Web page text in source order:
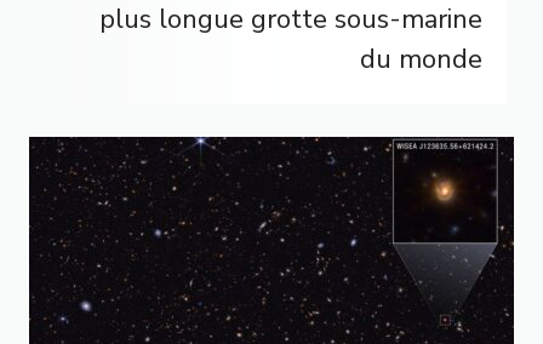
plus longue grotte sous-marine
du monde